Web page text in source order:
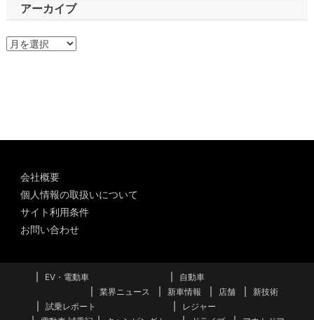
アーカイブ
ア
会社概要
個人情報の取扱いについて
サイト利用条件
お問い合わせ
EV・電動車
自動車
業界ニュース
新車情報 店舗
新技術
試乗レポート
レジャー